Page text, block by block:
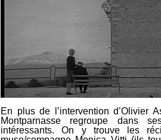
En plus de l’intervention d’Olivier
Montparnasse regroupe dans
intéressants. On y trouve les